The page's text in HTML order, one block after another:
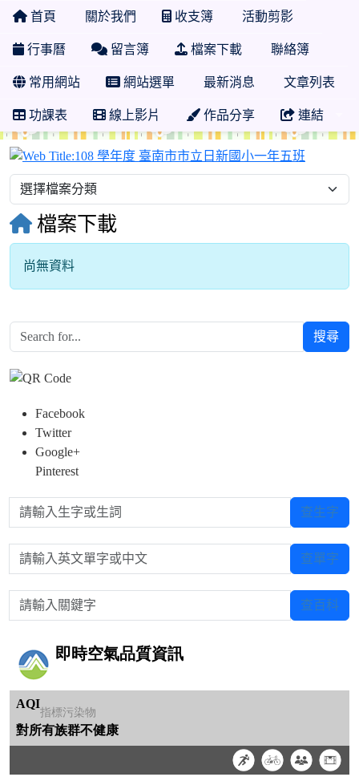
首頁 關於我們 收支簿 活動剪影
行事曆 留言簿 檔案下載 聯絡簿
常用網站 網站選單 最新消息 文章列表
功課表 線上影片 作品分享 連結
檔案下載
尚無資料
搜尋
Facebook
Twitter
Google+
Pinterest
請輸入生字或生詞 查生字
請輸入英文單字或中文 查單字
請輸入關鍵字 查百科